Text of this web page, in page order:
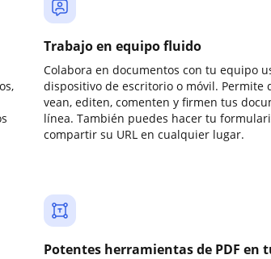
Trabajo en equipo fluido
Colabora en documentos con tu equipo
dispositivo de escritorio o móvil. Permite
vean, editen, comenten y firmen tus
línea. También puedes hacer tu
compartir su URL en cualquier lugar.
Potentes herramientas de PDF en